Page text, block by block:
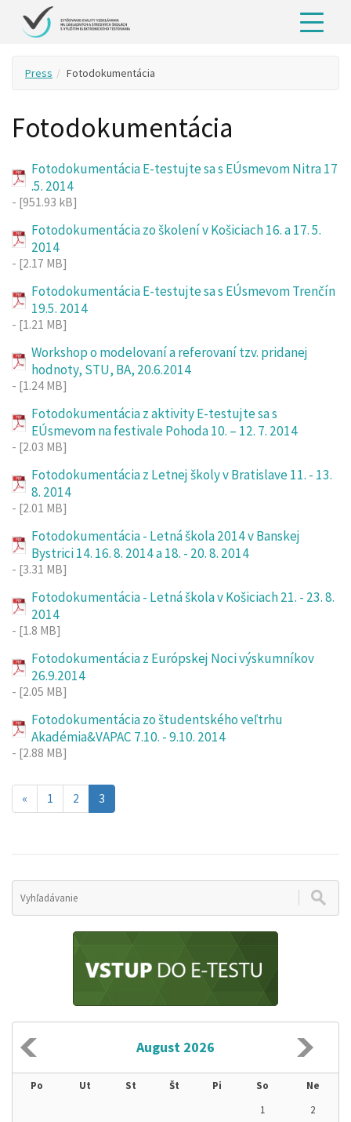
Press Fotodokumentácia
Fotodokumentácia
Fotodokumentácia E-testujte sa s EÚsmevom Nitra 17
.5. 2014
- [951.93 kB]
Fotodokumentácia zo školení v Košiciach 16. a 17. 5.
2014
- [2.17 MB]
Fotodokumentácia E-testujte sa s EÚsmevom Trenčín
19.5. 2014
- [1.21 MB]
Workshop o modelovaní a referovaní tzv. pridanej
hodnoty, STU, BA, 20.6.2014
- [1.24 MB]
Fotodokumentácia z aktivity E-testujte sa s
EÚsmevom na festivale Pohoda 10. – 12. 7. 2014
- [2.03 MB]
Fotodokumentácia z Letnej školy v Bratislave 11. - 13.
8. 2014
- [2.01 MB]
Fotodokumentácia - Letná škola 2014 v Banskej
Bystrici 14. 16. 8. 2014 a 18. - 20. 8. 2014
- [3.31 MB]
Fotodokumentácia - Letná škola v Košiciach 21. - 23. 8.
2014
- [1.8 MB]
Fotodokumentácia z Európskej Noci výskumníkov
26.9.2014
- [2.05 MB]
Fotodokumentácia zo študentského veľtrhu
Akadémia&VAPAC 7.10. - 9.10. 2014
- [2.88 MB]
« 1 2 3
stránka
August 2026
Po Ut St Št Pi So
Ne
1
2